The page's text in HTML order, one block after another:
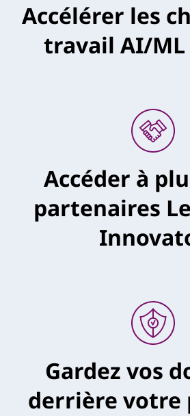
Accélérer les
travail AI/ML
Accéder à
partenaires
Gardez vos
derrière votre